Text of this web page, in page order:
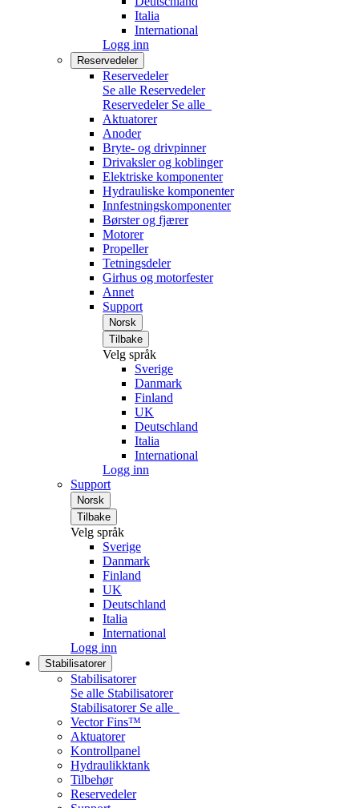
Italia
International
Logg inn
Reservedeler
Reservedeler
Se alle Reservedeler
Reservedeler Se alle
Aktuatorer
Anoder
Bryte- og drivpinner
Drivaksler og koblinger
Elektriske komponenter
Hydrauliske komponenter
Innfestningskomponenter
Børster og fjærer
Motorer
Propeller
Tetningsdeler
Girhus og motorfester
Annet
Support
Norsk
Tilbake
Velg språk
Sverige
Danmark
Finland
UK
Deutschland
Italia
International
Logg inn
Support
Norsk
Tilbake
Velg språk
Sverige
Danmark
Finland
UK
Deutschland
Italia
International
Logg inn
Stabilisatorer
Stabilisatorer
Se alle Stabilisatorer
Stabilisatorer Se alle
Vector Fins™
Aktuatorer
Kontrollpanel
Hydraulikktank
Tilbehør
Reservedeler